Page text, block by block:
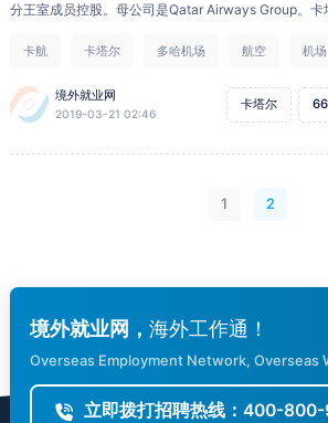
分王室成员控股。母公司是Qatar Airways Group。卡
卡塔尔多哈国际机场为主要基地，至今已开通了全球
的航空公司，国有控股，世界上发展最快的也是中东
司； 丰厚福利：丰厚底薪，免费的住宿和交通；员工
友人； 低廉的办理费用，安全快捷正规的办理渠道。
卡航 卡塔尔 多哈机场 航空 机场
境外就业网
2019-03-21 02:46
卡塔尔
1 2
境外就业网， 海外工作通！
Overseas Employment Network, Overseas
立即拨打招聘热线：400-800-